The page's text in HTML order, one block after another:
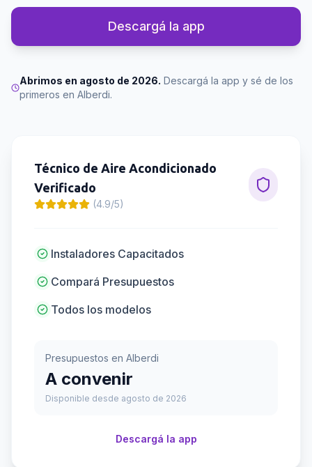
Descargá la app
Abrimos en agosto de 2026. Descargá la app y sé de los
primeros enAlberdi.
Técnico de Aire Acondicionado
Verificado
(4.9/5)
Instaladores Capacitados
Compará Presupuestos
Todos los modelos
Presupuestos en Alberdi
A convenir
Disponible desde agosto de 2026
Descargá la app